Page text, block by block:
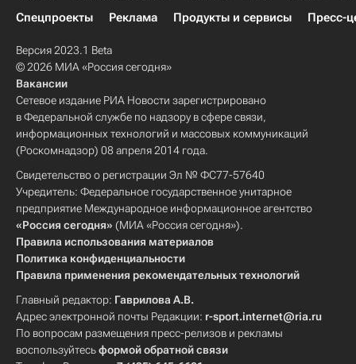
Спецпроекты
Реклама Продукты и сервисы Пресс-
Версия 2023.1 Beta
© 2026 МИА «Россия сегодня»
Вакансии
Сетевое издание РИА Новости зарегистрировано
в Федеральной службе по надзору в сфере связи,
информационных технологий и массовых коммуникаций
(Роскомнадзор) 08 апреля 2014 года.
Свидетельство о регистрации Эл № ФС77-57640
Учредитель: Федеральное государственное унитарное
предприятие Международное информационное агентство
«Россия сегодня» (МИА «Россия сегодня»).
Правила использования материалов
Политика конфиденциальности
Правила применения рекомендательных технологий
Главный редактор: Гаврилова А.В.
Адрес электронной почты Редакции: r-sport.internet@ria.ru
По вопросам размещения пресс-релизов и рекламы
воспользуйтесьформой обратной связи